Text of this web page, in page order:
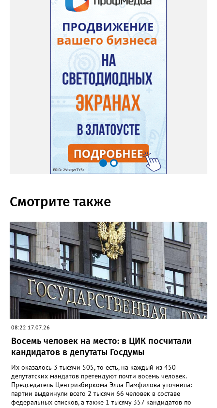
Смотрите также
08:22 17.07.26
Восемь человек на место: в ЦИК посчитали
кандидатов в депутаты Госдумы
Их оказалось 3 тысячи 505, то есть, на каждый из 450
депутатских мандатов претендуют почти восемь человек.
Председатель Центризбиркома Элла Памфилова уточнила:
партии выдвинули всего 2 тысячи 66 человек в составе
федеральных списков, а также 1 тысячу 357 кандидатов по